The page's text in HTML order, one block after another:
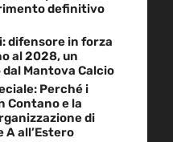
definitivo
difensore in forza
al 2028, un
Mantova Calcio
Perché i
Contano e la
di
A all’Estero